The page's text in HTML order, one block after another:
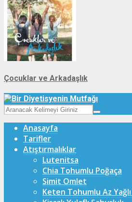
Çocuklar ve Arkadaşlık
Anasayfa
Tarifler
Atıştırmalıklar
Lutenitsa
Chia Tohumlu Poğaça
Simit Omlet
Keten Tohumlu Az